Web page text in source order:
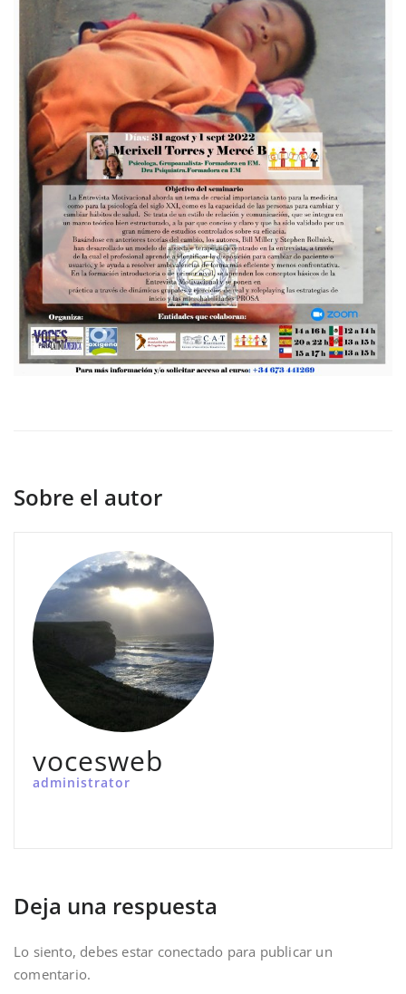
Sobre el autor
vocesweb
administrator
Deja una respuesta
Lo siento, debes estar conectado para publicar un
comentario.